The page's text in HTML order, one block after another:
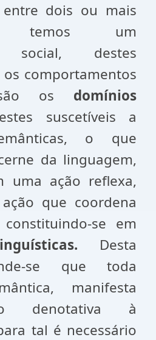
dois ou mais
temos um
social, destes
comportamentos
são os domínios
estes suscetíveis a
o que
da linguagem,
uma ação reflexa,
que coordena
se em
Desta
se que toda
manifesta
denotativa à
tal é necessário